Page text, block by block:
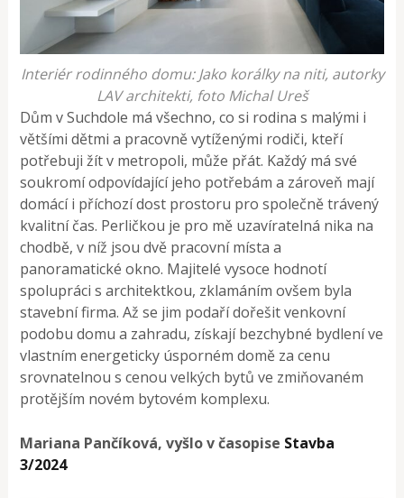
Interiér rodinného domu: Jako korálky na niti, autorky
LAV architekti, foto Michal Ureš
Dům v Suchdole má všechno, co si rodina s malými i
většími dětmi a pracovně vytíženými rodiči, kteří
potřebuji žít v metropoli, může přát. Každý má své
soukromí odpovídající jeho potřebám a zároveň mají
domácí i příchozí dost prostoru pro společně trávený
kvalitní čas. Perličkou je pro mě uzavíratelná nika na
chodbě, v níž jsou dvě pracovní místa a
panoramatické okno. Majitelé vysoce hodnotí
spolupráci s architektkou, zklamáním ovšem byla
stavební firma. Až se jim podaří dořešit venkovní
podobu domu a zahradu, získají bezchybné bydlení ve
vlastním energeticky úsporném domě za cenu
srovnatelnou s cenou velkých bytů ve zmiňovaném
protějším novém bytovém komplexu.
Mariana Pančíková, vyšlo v časopise Stavba
3/2024